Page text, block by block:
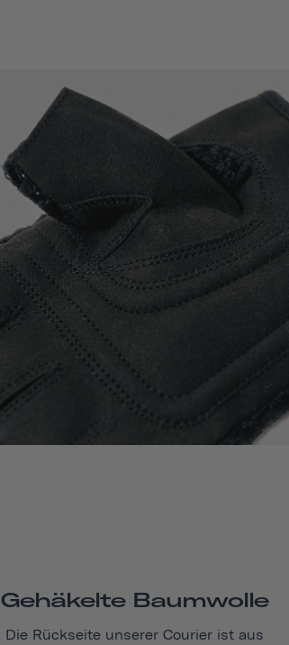
Gehäkelte Baumwolle
Die Rückseite unserer Courierist aus